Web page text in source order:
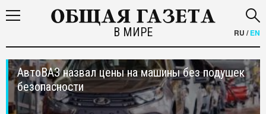
В МИРЕ RU /EN
АвтоВАЗ назвал цены на машины без подушек
безопасности